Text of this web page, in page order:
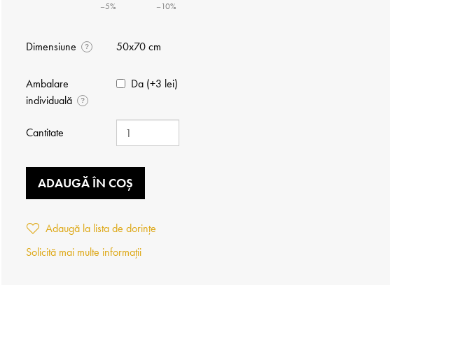
−5% −10%
Dimensiune ? 50x70 cm
Ambalare
individuală
?
Da (+⁠3 lei)
Cantitate
ADAUGĂ ÎN COȘ
Adaugă la lista de dorințe
Solicită mai multe informații